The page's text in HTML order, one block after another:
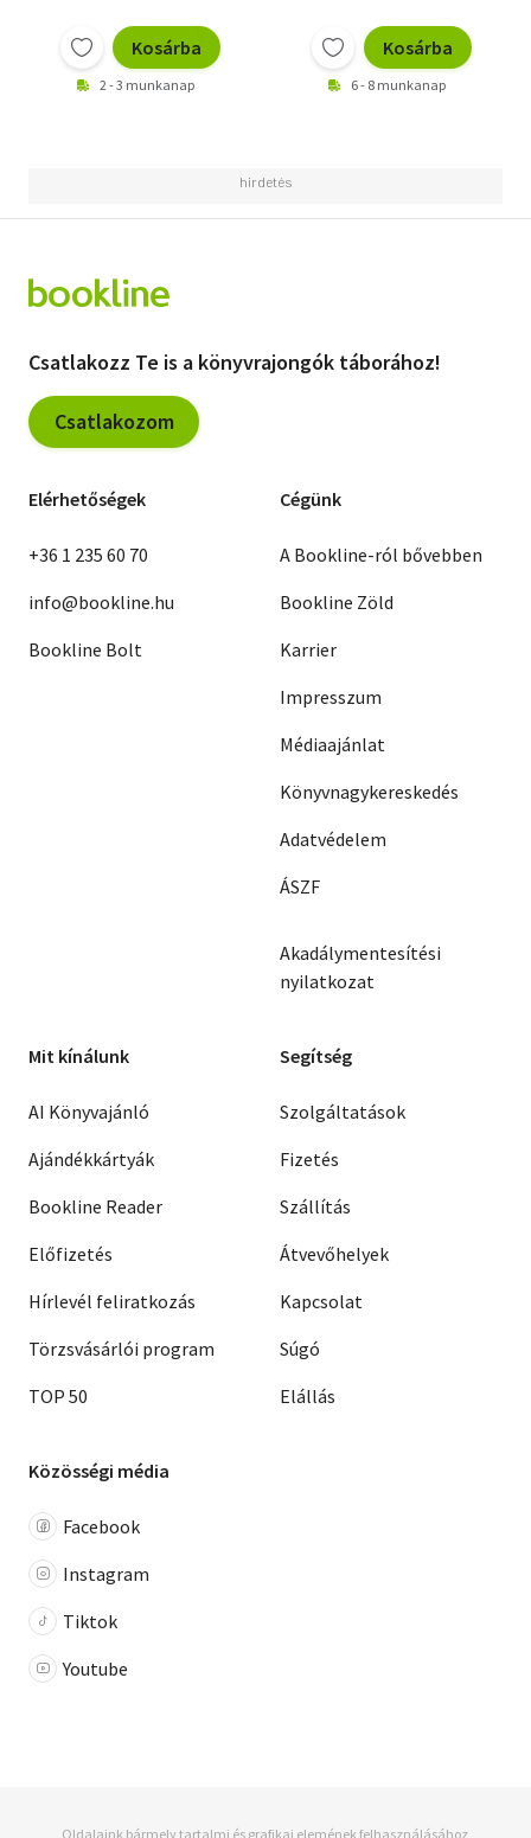
Kosárba
2 - 3 munkanap
Kosárba
6 - 8 munkanap
Csatlakozz Te is a könyvrajongók táborához!
Csatlakozom
Elérhetőségek
+36 1 235 60 70
info@bookline.hu
Bookline Bolt
Cégünk
A Bookline-ról bővebben
Bookline Zöld
Karrier
Impresszum
Médiaajánlat
Könyvnagykereskedés
Adatvédelem
ÁSZF
Akadálymentesítési
nyilatkozat
Mit kínálunk
AI Könyvajánló
Ajándékkártyák
Bookline Reader
Előfizetés
Hírlevél feliratkozás
Törzsvásárlói program
TOP 50
Segítség
Szolgáltatások
Fizetés
Szállítás
Átvevőhelyek
Kapcsolat
Súgó
Elállás
Közösségi média
Facebook
Instagram
Tiktok
Youtube
Oldalaink bármely tartalmi és grafikai elemének felhasználásához